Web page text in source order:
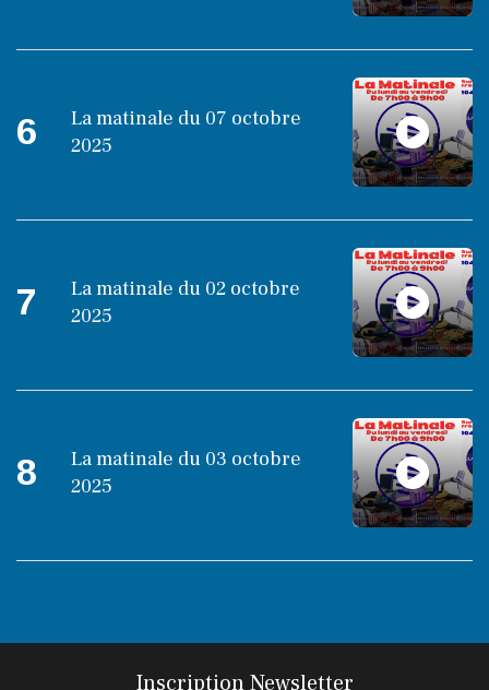
6
La matinale du 07 octobre
2025
7
La matinale du 02 octobre
2025
8
La matinale du 03 octobre
2025
Inscription Newsletter